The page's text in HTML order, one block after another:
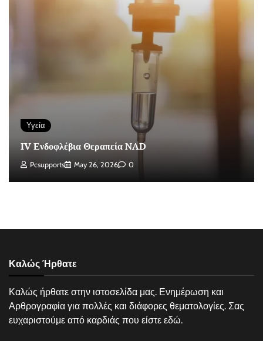
Υγεία
IV Ενδοφλέβια Θεραπεία NAD
Pcsupports May 26, 2026 0
Καλώς Ήρθατε
Καλώς ήρθατε στην ιστοσελίδα μας. Ενημέρωση και
Αρθρογραφία για πολλές και διάφορες θεματολογίες. Σας
ευχαριστούμε από καρδιάς που είστε εδώ.